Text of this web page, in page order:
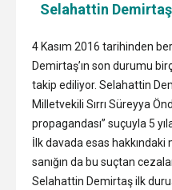
Selahattin
4 Kasım 2016 tarihinden
Demirtaş’ın son durumu
takip ediliyor. Selahattin
Milletvekili Sırrı Süreyya
propagandası” suçuyla 5
İlk davada esas hakkındaki
sanığın da bu suçtan
Selahattin Demirtaş ilk